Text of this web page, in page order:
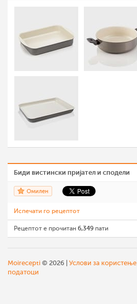
Биди вистински пријател и сподели
Омилен
Испечати го рецептот
Рецептот е прочитан 6,349 пати
Moirecepti © 2026 | Услови за користење
податоци